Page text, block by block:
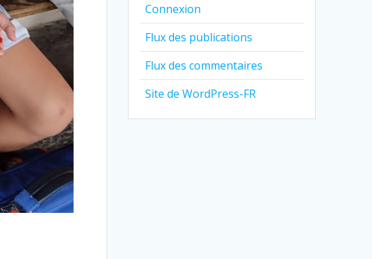
Connexion
Flux des publications
Flux des commentaires
Site de WordPress-FR